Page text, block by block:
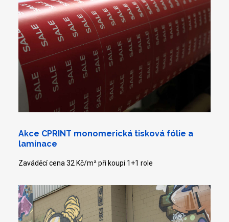
Akce CPRINT monomerická tisková fólie a
laminace
Zaváděcí cena 32 Kč/m² při koupi 1+1 role